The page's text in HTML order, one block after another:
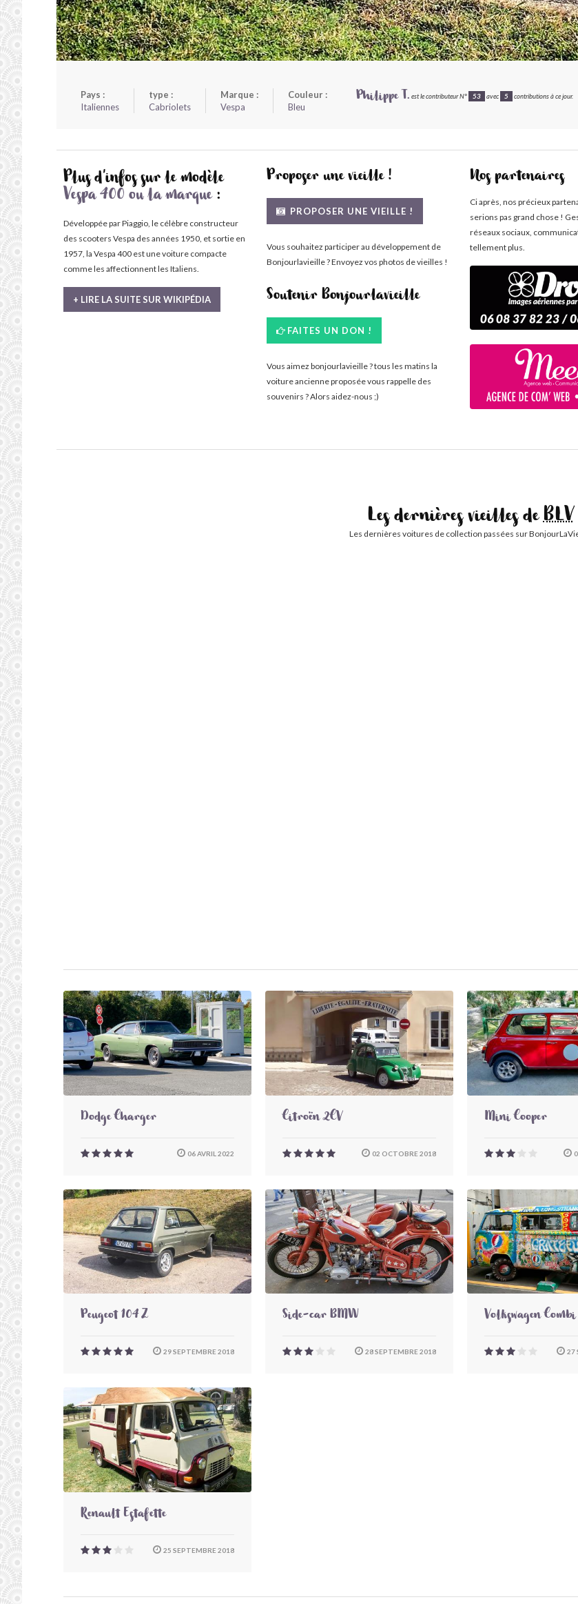
Pays :
Italiennes
type :
Cabriolets
Marque :
Vespa
Couleur :
Bleu
Philippe T. est le contributeur N° 53 avec 5 contributions à ce jour.
Plus d'infos sur le modèle
Vespa 400 ou la marque:
Développée par Piaggio, le célèbre constructeur
des scooters Vespa des années 1950, et sortie en
1957, la Vespa 400 est une voiture compacte
comme les affectionnent les Italiens.
+ LIRE LA SUITE SUR WIKIPÉDIA
Proposer une vieille !
PROPOSER UNE VIEILLE !
Vous souhaitez participer au développement de
Bonjourlavieille ? Envoyez vos photos de vieilles !
Soutenir Bonjourlavieille
FAITES UN DON !
Vous aimez bonjourlavieille ? tous les matins la
voiture ancienne proposée vous rappelle des
souvenirs ? Alors aidez-nous ;)
Nos partenaires
Ci après, nos précieux
serions pas grand chose !
réseaux sociaux,
tellement plus.
Les dernières vieilles deBLV
Les dernières voitures de collection passées sur
Dodge Charger
06 AVRIL 2022
Citroën 2CV
02 OCTOBRE 2018
Mini Cooper
Peugeot 104 Z
29 SEPTEMBRE 2018
Side-car BMW
28 SEPTEMBRE 2018
Volkswagen Combi
27
Renault Estafette
25 SEPTEMBRE 2018